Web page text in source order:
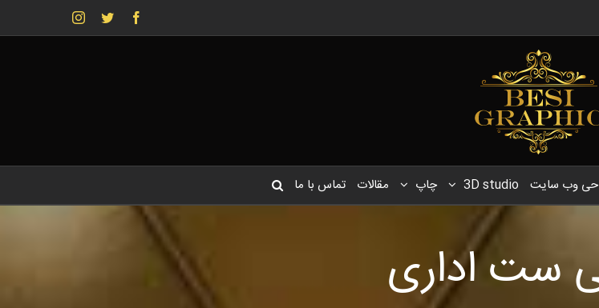
Facebook
Twitter
Instagram
وب سایت 3D studio چاپ مقالات تماس با ما
ست اداری